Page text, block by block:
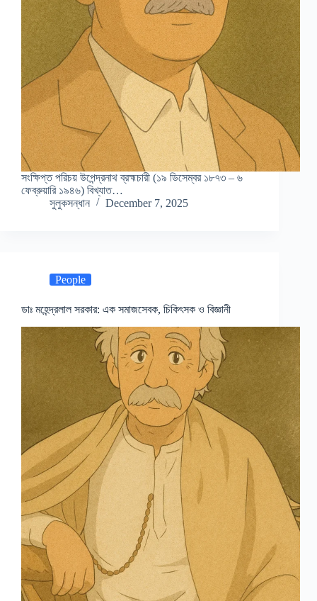
সংক্ষিপ্ত পরিচয় উপেন্দ্রনাথ ব্রহ্মচারী (১৯ ডিসেম্বর ১৮৭৩ – ৬
ফেব্রুয়ারি ১৯৪৬) বিখ্যাত…
সুলুকসন্ধান
December 7, 2025
People
ডাঃ মহেন্দ্রলাল সরকার: এক সমাজসেবক, চিকিৎসক ও বিজ্ঞানী